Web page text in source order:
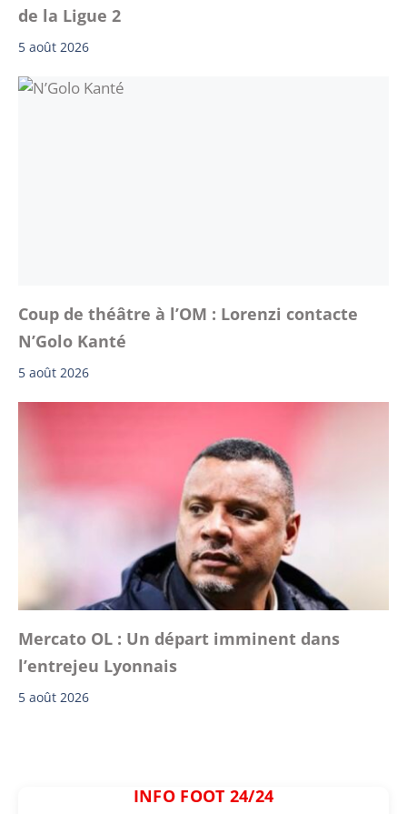
de la Ligue 2
5 août 2026
Coup de théâtre à l’OM : Lorenzi contacte
N’Golo Kanté
5 août 2026
Mercato OL : Un départ imminent dans
l’entrejeu Lyonnais
5 août 2026
INFO FOOT 24/24